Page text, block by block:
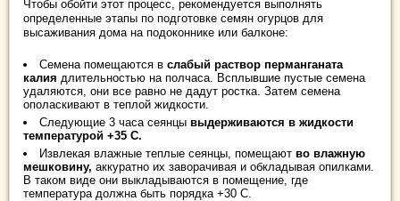
Чтобы обойти этот процесс, рекомендуется выполнять
определенные этапы по подготовке семян огурцов для
высаживания дома на подоконнике или балконе:
Семена помещаются в слабый раствор перманганата
калия длительностью на полчаса. Всплывшие пустые семена
удаляются, они все равно не дадут ростка. Затем семена
ополаскивают в теплой жидкости.
Следующие 3 часа сеянцы выдерживаются в жидкости
температурой +35 С.
Извлекая влажные теплые сеянцы, помещают во влажную
мешковину, аккуратно их заворачивая и обкладывая опилками.
В таком виде они выкладываются в помещение, где
температура должна быть порядка +30 С.